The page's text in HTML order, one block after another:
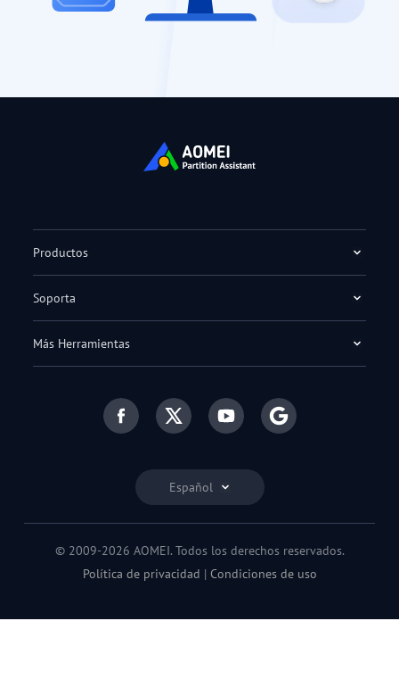
Español
Productos
Soporta
Más Herramientas
© 2009-2026 AOMEI. Todos los derechos reservados.
Política de privacidad | Condiciones de uso